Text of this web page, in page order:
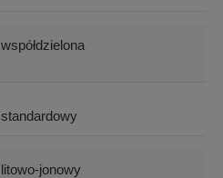
współdzielona
standardowy
litowo-jonowy